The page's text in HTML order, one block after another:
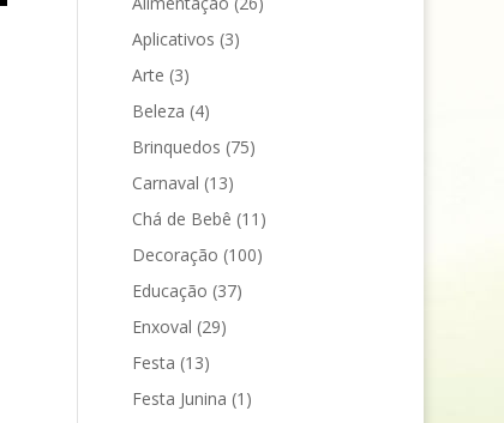
Aplicativos (3)
Arte (3)
Beleza (4)
Brinquedos (75)
Carnaval (13)
Chá de Bebê (11)
Decoração (100)
Educação (37)
Enxoval (29)
Festa (13)
Festa Junina (1)